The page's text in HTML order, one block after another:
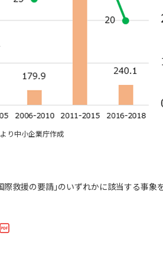
り中小企業庁作成
救援の要請｣のいずれかに該当する事象